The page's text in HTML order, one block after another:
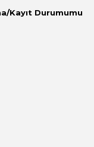
Kayıt Durumumu